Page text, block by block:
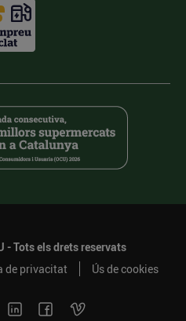
- Tots els drets reservats
de privacitat Ús de cookies